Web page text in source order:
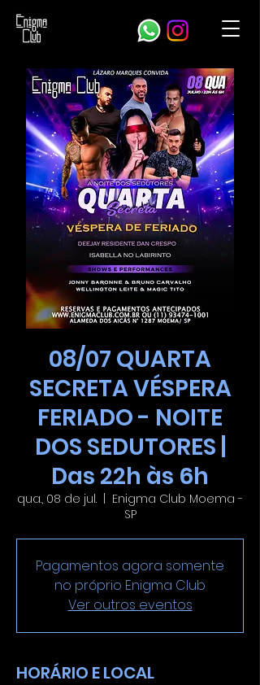
08/07 QUARTA
SECRETA VÉSPERA
FERIADO - NOITE
DOS SEDUTORES |
Das 22h às 6h
qua., 08 de jul.
Enigma Club Moema -
SP
Pagamentos agora somente
no próprio Enigma Club
Ver outros eventos
HORÁRIO E LOCAL